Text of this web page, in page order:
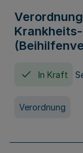
In Kraft
Verordnung